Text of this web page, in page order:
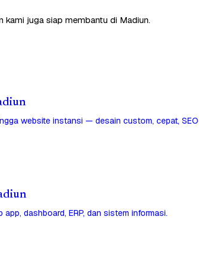
kami juga siap membantu di Madiun.
website instansi — desain custom, cepat,
dashboard, ERP, dan sistem informasi.